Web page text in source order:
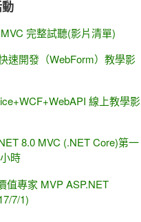
完整試聽(影片清單)
速開發（WebForm）教學影
線上教學影
8.0 MVC (.NET Core)第一
時
值專家 MVP ASP.NET
7/1)